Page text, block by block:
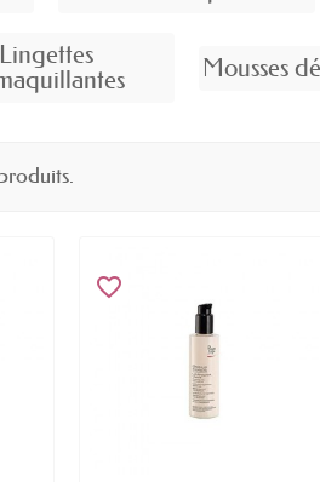
Lingettes
Mousses
favorite_border